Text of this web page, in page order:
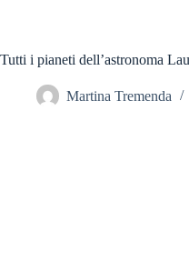
Tutti i pianeti dell’astronoma
Martina Tremenda